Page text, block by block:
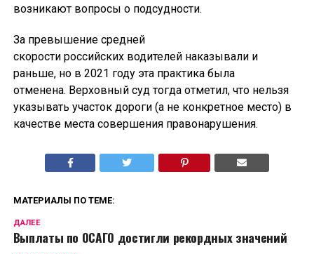
возникают вопросы о подсудности.
За превышение средней
скорости российских водителей наказывали и
раньше, но в 2021 году эта практика была
отменена. Верховный суд тогда отметил, что нельзя
указывать участок дороги (а не конкретное место) в
качестве места совершения правонарушения.
МАТЕРИАЛЫ ПО ТЕМЕ:
ДАЛЕЕ
Выплаты по ОСАГО достигли рекордных значений